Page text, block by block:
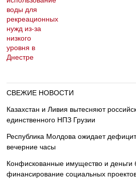
СВЕЖИЕ НОВОСТИ
Казахстан и Ливия вытесняют
единственного НПЗ Грузии
Республика Молдова ожидает
вечерние часы
Конфискованные имущество и деньги
финансирование социальных